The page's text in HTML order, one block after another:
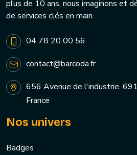
plus de 10 ans, nous imaginons et
de services clés en main.
04 78 20 00 56
contact@barcoda.fr
656 Avenue de l'industrie,
France
Nos univers
Badges